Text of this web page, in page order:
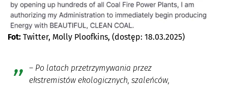
Fot: Twitter, Molly Ploofkins, (dostęp: 18.03.2025)
– Po latach przetrzymywania przez
ekstremistów ekologicznych, szaleńców,